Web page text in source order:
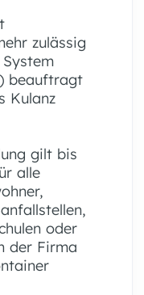
zulässig
beauftragt
Kulanz
gilt bis
alle
oder
der Firma